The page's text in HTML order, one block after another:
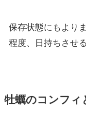
保存状態にもより
程度、日持ちさせ
牡蠣のコンフィ